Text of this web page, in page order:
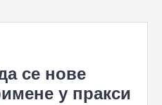
се нове
у пракси